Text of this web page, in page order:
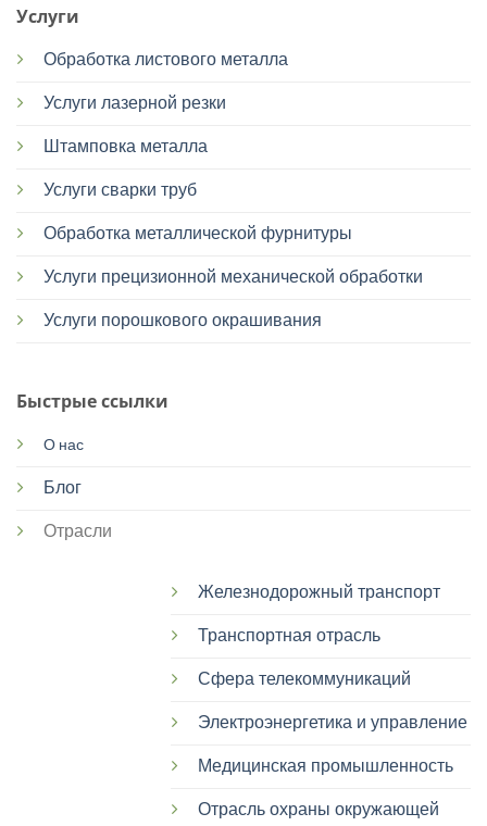
Услуги
Обработка листового металла
Услуги лазерной резки
Штамповка металла
Услуги сварки труб
Обработка металлической фурнитуры
Услуги прецизионной механической обработки
Услуги порошкового окрашивания
Быстрые ссылки
О нас
Блог
Отрасли
Железнодорожный транспорт
Транспортная отрасль
Сфера телекоммуникаций
Электроэнергетика и управление
Медицинская промышленность
Отрасль охраны окружающей